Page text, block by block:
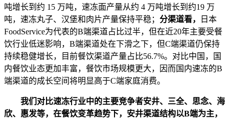
吨增长到约 15 万吨，速冻面产量从约 4 万吨增长到约19 万
吨，速冻丸子、汉堡和肉片产量保持平稳； 分渠道看，
日本
FoodService为代表的B端渠道占比过半，但在近20年主要受餐
饮行业低迷影响，B端渠道处在下滑之下，但C端渠道仍保持
持续稳健增长，目前餐饮渠道产量占比56.7%。对比中国，国
内餐饮业态更加丰富，餐饮市场规模更大，因而国内速冻的B
端渠道的成长空间将明显高于C端家庭消费。
我们对比速冻行业中的主要竞争者安井、三全、思念、海
欣、惠发等，在餐饮变革趋势下，安井渠道结构以B端为主，